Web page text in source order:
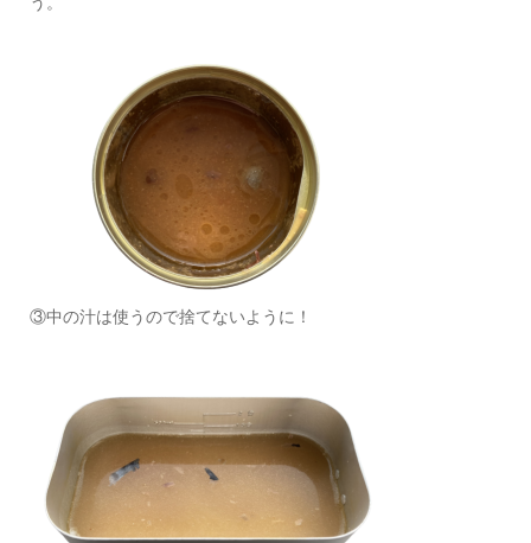
③中の汁は使うので捨てないように！